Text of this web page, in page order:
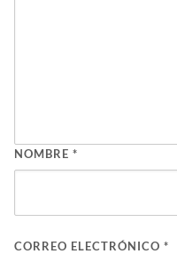
NOMBRE *
CORREO ELECTRÓNICO *